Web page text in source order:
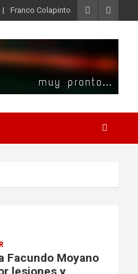
Franco Colapinto
Facundo Moyano